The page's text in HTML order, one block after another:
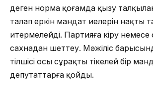
деген норма қоғамда қызу
талап еркін мандат иелерін нақты
итермелейді. Партияға кіру немесе
сахнадан шеттеу. Мәжіліс
тілшісі осы сұрақты тікелей бір
депутаттарға қойды.